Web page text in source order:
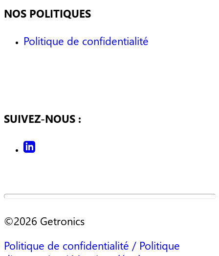
NOS POLITIQUES
Politique de confidentialité
SUIVEZ-NOUS :
©2026 Getronics
Politique de confidentialité / Politique